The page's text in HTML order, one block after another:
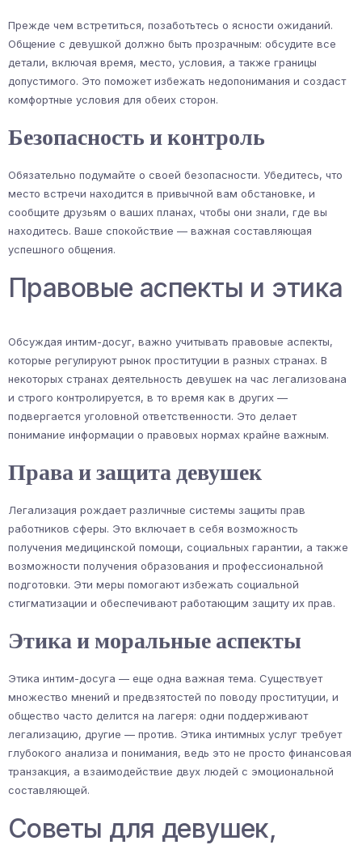
Прежде чем встретиться, позаботьтесь о ясности ожиданий.
Общение с девушкой должно быть прозрачным: обсудите все
детали, включая время, место, условия, а также границы
допустимого. Это поможет избежать недопонимания и создаст
комфортные условия для обеих сторон.
Безопасность и контроль
Обязательно подумайте о своей безопасности. Убедитесь, что
место встречи находится в привычной вам обстановке, и
сообщите друзьям о ваших планах, чтобы они знали, где вы
находитесь. Ваше спокойствие — важная составляющая
успешного общения.
Правовые аспекты и этика
Обсуждая интим-досуг, важно учитывать правовые аспекты,
которые регулируют рынок проституции в разных странах. В
некоторых странах деятельность девушек на час легализована
и строго контролируется, в то время как в других —
подвергается уголовной ответственности. Это делает
понимание информации о правовых нормах крайне важным.
Права и защита девушек
Легализация рождает различные системы защиты прав
работников сферы. Это включает в себя возможность
получения медицинской помощи, социальных гарантии, а также
возможности получения образования и профессиональной
подготовки. Эти меры помогают избежать социальной
стигматизации и обеспечивают работающим защиту их прав.
Этика и моральные аспекты
Этика интим-досуга — еще одна важная тема. Существует
множество мнений и предвзятостей по поводу проституции, и
общество часто делится на лагеря: одни поддерживают
легализацию, другие — против. Этика интимных услуг требует
глубокого анализа и понимания, ведь это не просто финансовая
транзакция, а взаимодействие двух людей с эмоциональной
составляющей.
Советы для девушек,